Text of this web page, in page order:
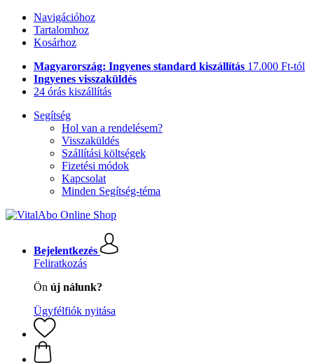
Navigációhoz
Tartalomhoz
Kosárhoz
Magyarország: Ingyenes standard kiszállítás 17.000 Ft-tól
Ingyenes visszaküldés
24 órás kiszállítás
Segítség
Hol van a rendelésem?
Visszaküldés
Szállítási költségek
Fizetési módok
Kapcsolat
Minden Segítség-téma
Bejelentkezés
Feliratkozás
Ön új nálunk?
Ügyfélfiók nyitása